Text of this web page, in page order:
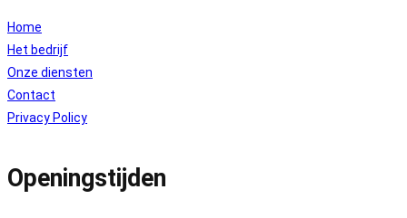
Home
Het bedrijf
Onze diensten
Contact
Privacy Policy
Openingstijden